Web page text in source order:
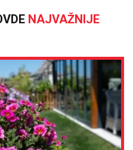
NAJVAŽNIJE